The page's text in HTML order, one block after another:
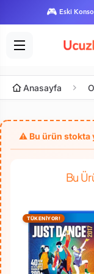
🎮 Eski
Anasayfa
Bu
TÜKENİYOR!